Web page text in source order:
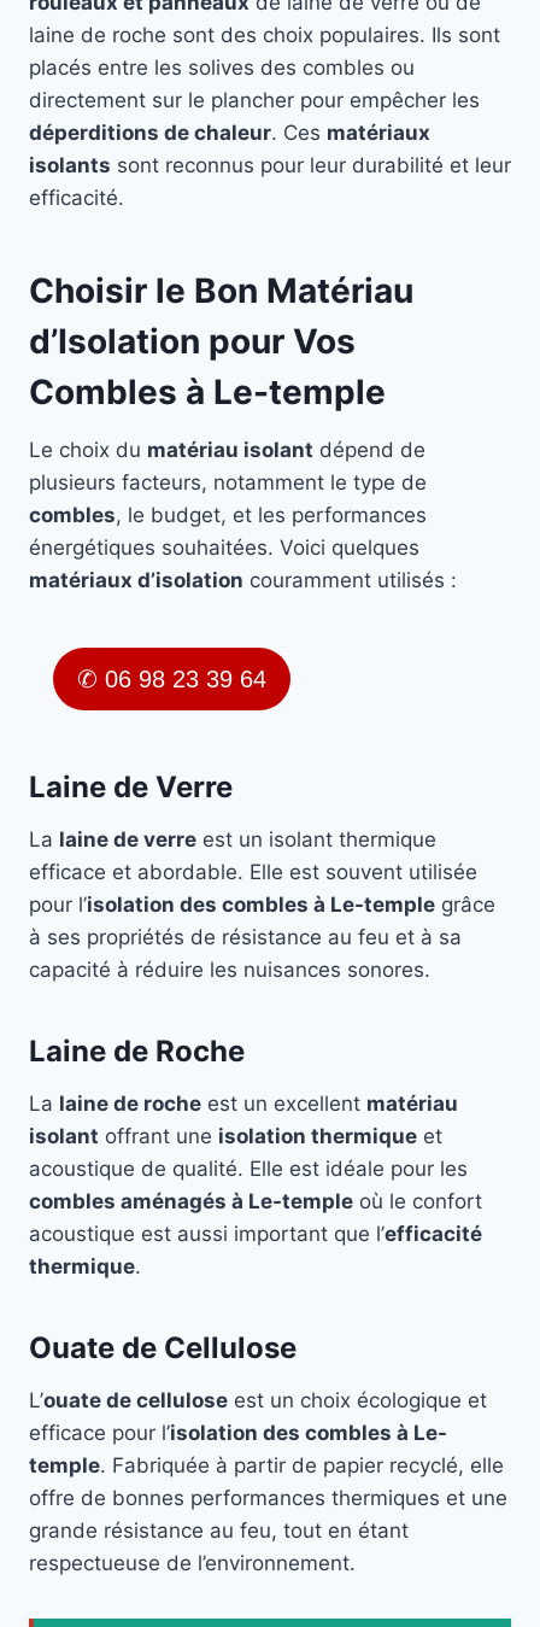
laine de roche sont des choix populaires. Ils sont
placés entre les solives des combles ou
directement sur le plancher pour empêcher les
déperditions de chaleur. Ces matériaux
isolants sont reconnus pour leur durabilité et leur
efficacité.
Choisir le Bon Matériau
d’Isolation pour Vos
Combles à Le-temple
Le choix du matériau isolant dépend de
plusieurs facteurs, notamment le type de
combles, le budget, et les performances
énergétiques souhaitées. Voici quelques
matériaux d’isolation couramment utilisés :
✆ 06 98 23 39 64
Laine de Verre
La laine de verre est un isolant thermique
efficace et abordable. Elle est souvent utilisée
pour l’isolation des combles à Le-temple grâce
à ses propriétés de résistance au feu et à sa
capacité à réduire les nuisances sonores.
Laine de Roche
La laine de roche est un excellent matériau
isolant offrant une isolation thermique et
acoustique de qualité. Elle est idéale pour les
combles aménagés à Le-temple où le confort
acoustique est aussi important que l’efficacité
thermique.
Ouate de Cellulose
L’ouate de cellulose est un choix écologique et
efficace pour l’isolation des combles à Le-
temple. Fabriquée à partir de papier recyclé, elle
offre de bonnes performances thermiques et une
grande résistance au feu, tout en étant
respectueuse de l’environnement.